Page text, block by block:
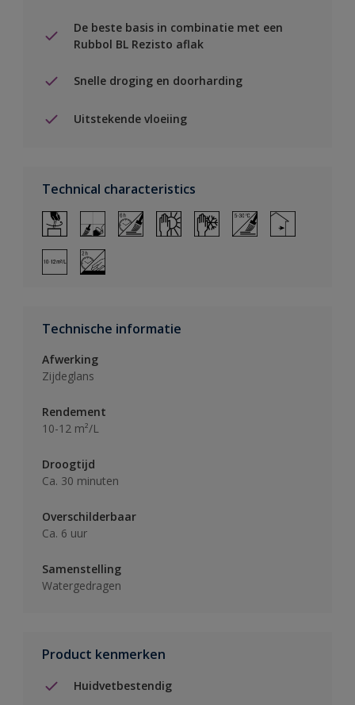
De beste basis in combinatie met een
Rubbol BL Rezisto aflak
Snelle droging en doorharding
Uitstekende vloeiing
Technical characteristics
Technische informatie
Afwerking
Zijdeglans
Rendement
10-12 m²/L
Droogtijd
Ca. 30 minuten
Overschilderbaar
Ca. 6 uur
Samenstelling
Watergedragen
Product kenmerken
Huidvetbestendig